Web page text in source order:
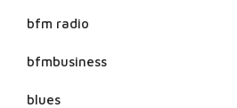
bfm radio
bfmbusiness
blues